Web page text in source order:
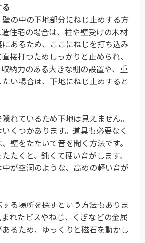
の中の下地部分にねじ止めする方
住宅の場合は、柱や壁受けの木材
あるため、ここにねじを打ち込み
接打つためしっかりと止められ、
納力のある大きな棚の設置や、重
い場合は、下地にねじ止めすると
れているため下地は見えません。
くつかあります。道具も必要なく
壁をたたいて音を聞く方法です。
たくと、鈍くて硬い音がします。
が空洞のような、高めの軽い音が
る場所を探すという方法もありま
れたビスやねじ、くぎなどの金属
るため、ゆっくりと磁石を動かし